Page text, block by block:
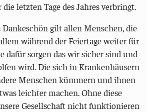
letzten Tage des Jahres verbringt.
gilt allen Menschen, die
während der Feiertage weiter für
dafür sorgen das wir sicher sind und
wird. Die sich in Krankenhäusern
Menschen kümmern und ihnen
leichter machen. Ohne diese
Gesellschaft nicht funktionieren